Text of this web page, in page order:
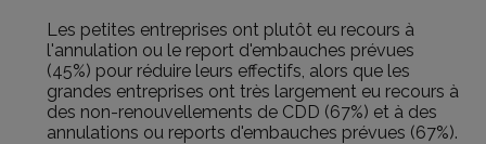
Les petites entreprises ont plutôt eu recours à
l'annulation ou le report d'embauches prévues
(45%) pour réduire leurs effectifs, alors que les
grandes entreprises ont très largement eu recours à
des non-renouvellements de CDD (67%) et à des
annulations ou reports d'embauches prévues (67%).